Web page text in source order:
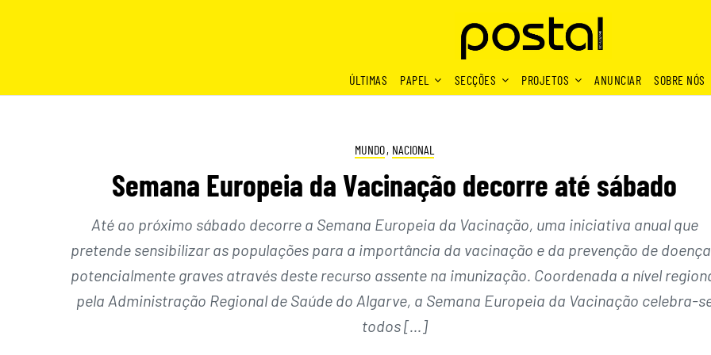
ÚLTIMAS
PAPEL SECÇÕES PROJETOS ANUNCIAR SOBRE NÓS
MUNDO, NACIONAL
Semana Europeia da Vacinação decorre até sábado
Até ao próximo sábado decorre a Semana Europeia da Vacinação, uma iniciativa anual que
pretende sensibilizar as populações para a importância da vacinação e da prevenção de
potencialmente graves através deste recurso assente na imunização. Coordenada a nível
pela Administração Regional de Saúde do Algarve, a Semana Europeia da Vacinação celebra-
todos […]